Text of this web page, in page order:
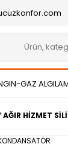
GAZ
HİZMET